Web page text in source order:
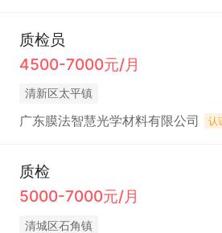
质检员
4500-7000元/月
清新区太平镇
广东膜法智慧光学材料有限公司 认
质检
5000-7000元/月
清城区石角镇